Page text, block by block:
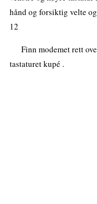
hånd og forsiktig velte
12
Finn modemet rett
tastaturet kupé .